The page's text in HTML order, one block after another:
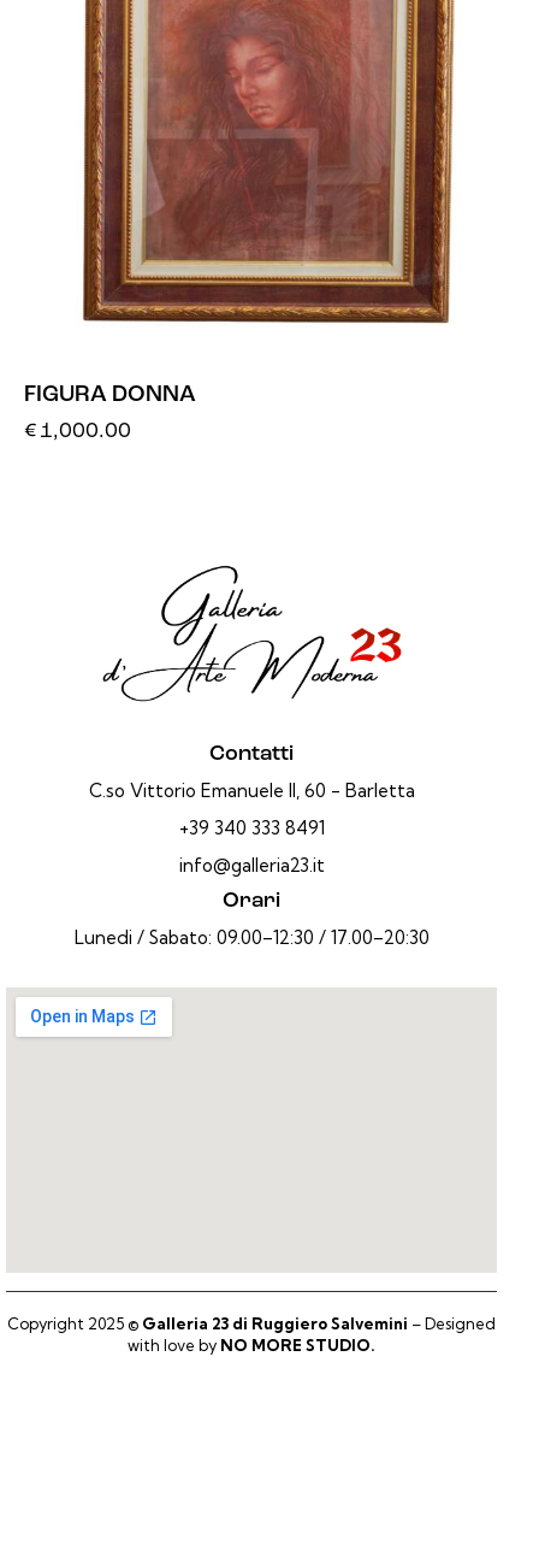
FIGURA DONNA
€ 1,000.00
Contatti
C.so Vittorio Emanuele II, 60 - Barletta
+39 340 333 8491
info@galleria23.it
Orari
Lunedi / Sabato: 09.00–12:30 / 17.00–20:30
Copyright 2025 © Galleria 23 di Ruggiero Salvemini – Designed
with love by NO MORE STUDIO.